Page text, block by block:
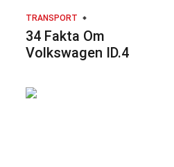
TRANSPORT
34 Fakta Om
Volkswagen ID.4